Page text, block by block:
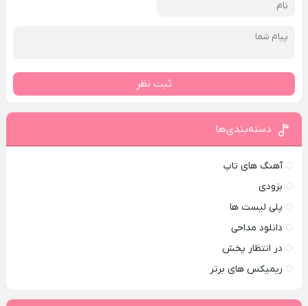
ثبت نظر
دسته‌بندی‌ها
آهنگ های تاپ
بزودی
پلی لیست ها
دانلود مداحی
در انتظار پخش
ریمیکس های برتر